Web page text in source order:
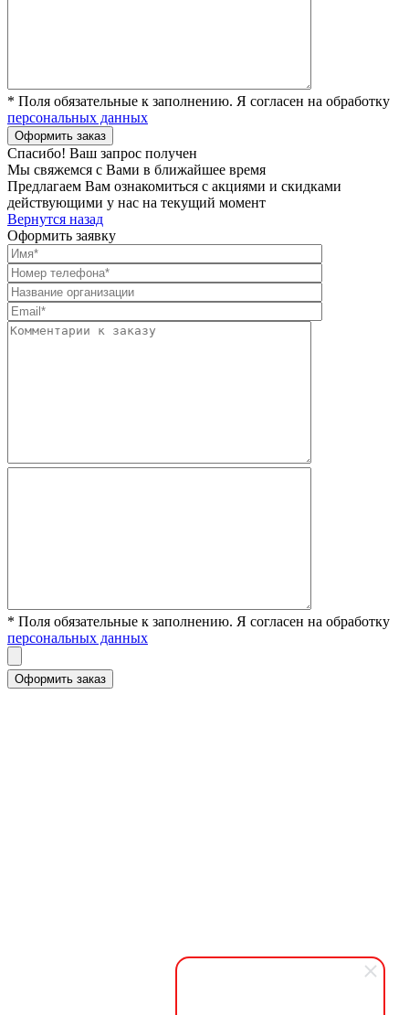
* Поля обязательные к заполнению. Я согласен на обработку
персональных данных
Спасибо! Ваш запрос получен
Мы свяжемся с Вами в ближайшее время
Предлагаем Вам ознакомиться с акциями и скидками
действующими у нас на текущий момент
Вернутся назад
Оформить заявку
* Поля обязательные к заполнению. Я согласен на обработку
персональных данных